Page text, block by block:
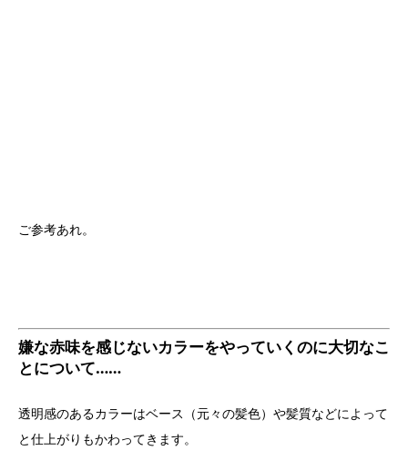
ご参考あれ。
嫌な赤味を感じないカラーをやっていくのに大切なこ
とについて……
透明感のあるカラーはベース（元々の髪色）や髪質などによって
と仕上がりもかわってきます。